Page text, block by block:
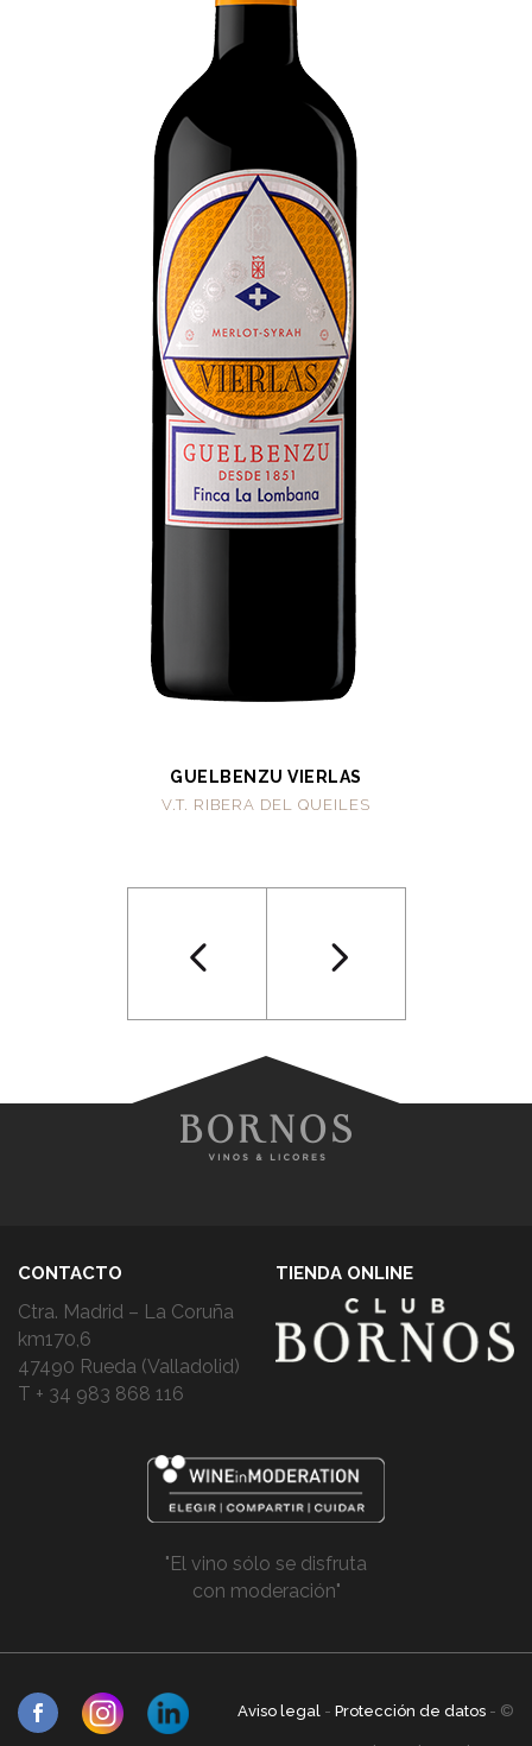
GUELBENZU VIERLAS
V.T. RIBERA DEL QUEILES
CONTACTO
Ctra. Madrid – La Coruña
km170,6
47490 Rueda (Valladolid)
T + 34 983 868 116
TIENDA ONLINE
"El vino sólo se disfruta
con moderación"
Aviso legal - Protección de datos - ©